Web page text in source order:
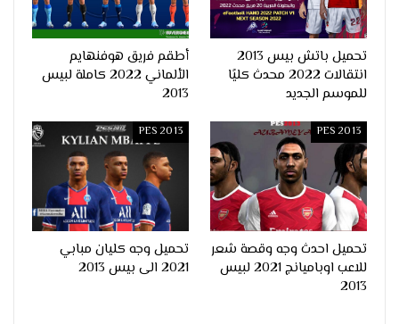
تحميل باتش بيس 2013
انتقالات 2022 محدث كليًا
للموسم الجديد
أطقم فريق هوفنهايم
الألماني 2022 كاملة لبيس
2013
PES 2013
تحميل احدث وجه وقصة شعر
للاعب اوباميانج 2021 لبيس
2013
PES 2013
تحميل وجه كليان مبابي
2021 الى بيس 2013